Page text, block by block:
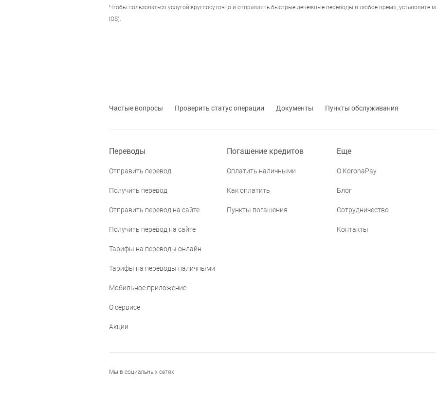
Чтобы пользоваться услугой круглосуточно и отправлять быстрые денежные переводы в любое время,
IOS).
Частые вопросы Проверить статус операции Документы Пункты обслуживания
Переводы
Отправить перевод
Получить перевод
Отправить перевод на сайте
Получить перевод на сайте
Тарифы на переводы онлайн
Тарифы на переводы наличными
Мобильное приложение
О сервисе
Акции
Погашение кредитов
Оплатить наличными
Как оплатить
Пункты погашения
Еще
О KoronaPay
Блог
Сотрудничество
Контакты
Мы в социальных сетях